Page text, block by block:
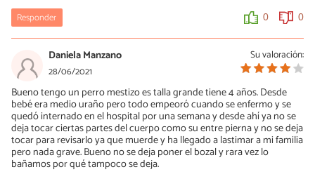
Responder 0 0
Su valoración:
Daniela Manzano
28/06/2021
Bueno tengo un perro mestizo es talla grande tiene 4 años. Desde
bebé era medio uraño pero todo empeoró cuando se enfermo y se
quedó internado en el hospital por una semana y desde ahí ya no se
deja tocar ciertas partes del cuerpo como su entre pierna y no se deja
tocar para revisarlo ya que muerde y ha llegado a lastimar a mi familia
pero nada grave. Bueno no se deja poner el bozal y rara vez lo
bañamos por qué tampoco se deja.